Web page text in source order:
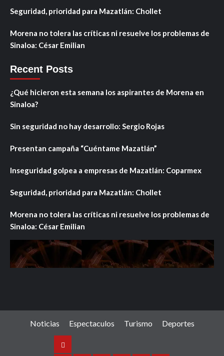
Seguridad, prioridad para Mazatlán: Chollet
Morena no tolera las críticas ni resuelve los problemas de
Sinaloa: César Emilian
Recent Posts
¿Qué hicieron esta semana los aspirantes de Morena en
Sinaloa?
Sin seguridad no hay desarrollo: Sergio Rojas
Presentan campaña “Cuéntame Mazatlán”
Inseguridad golpea a empresas de Mazatlán: Coparmex
Seguridad, prioridad para Mazatlán: Chollet
Morena no tolera las críticas ni resuelve los problemas de
Sinaloa: César Emilian
Noticias Espectaculos Turismo Deportes
Noticias